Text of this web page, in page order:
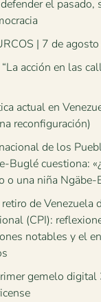
el pasado,
| 7 de
acción en las
actual en
reconfiguración)
de los
Buglé cuestiona:
o una niña Ngäbe-
de Venezuela
(CPI):
notables y el
gemelo digital